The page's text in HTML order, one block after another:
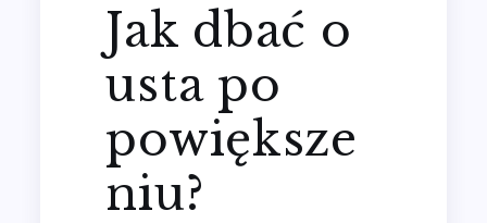
Jak dbać o
usta po
powiększe
niu?